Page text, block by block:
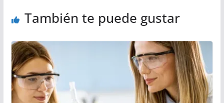
También te puede gustar